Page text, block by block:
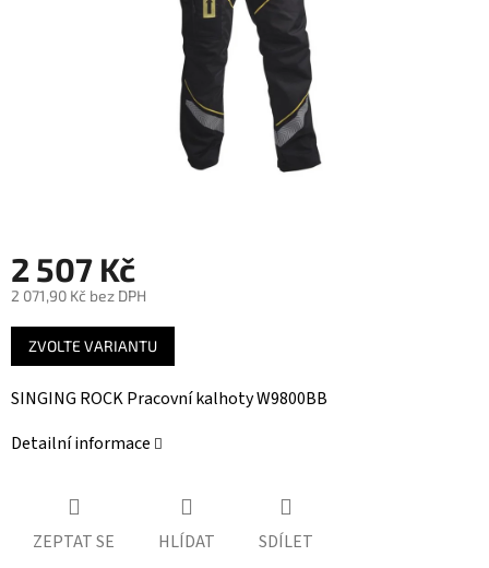
2 507 Kč
2 071,90 Kč bez DPH
Měrná
cena:
ZVOLTE VARIANTU
SINGING ROCK Pracovní kalhoty W9800BB
Detailní informace
ZEPTAT SE HLÍDAT SDÍLET